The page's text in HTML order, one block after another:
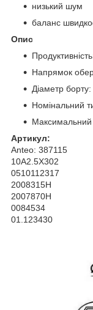
низький шум
баланс
Опис
Напрямок
Діаметр
Номінальний
Максимальний
Артикул:
Anteo: 387115
10A2.5X302
0510112317
2008315H
2007870H
0084534
01.123430